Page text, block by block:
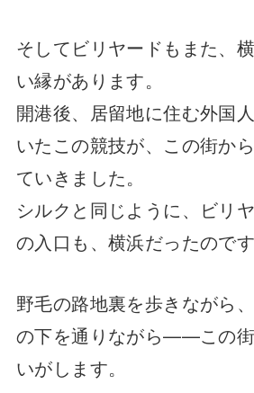
そしてビリヤードもまた、
い縁があります。
開港後、居留地に住む外国
いたこの競技が、この街か
ていきました。
シルクと同じように、ビリ
の入口も、横浜だったのです
野毛の路地裏を歩きながら
の下を通りながら——この
いがします。